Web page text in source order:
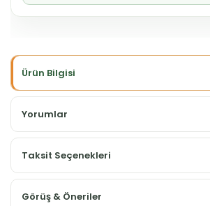
Ürün Bilgisi
Yorumlar
Taksit Seçenekleri
Görüş & Öneriler